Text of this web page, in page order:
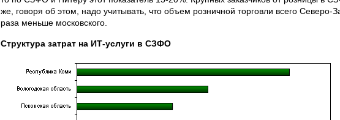
же, говоря об этом, надо учитывать, что объем розничной торговли всего Северо-
раза меньше московского.
Структура затрат на ИТ-услуги в СЗФО